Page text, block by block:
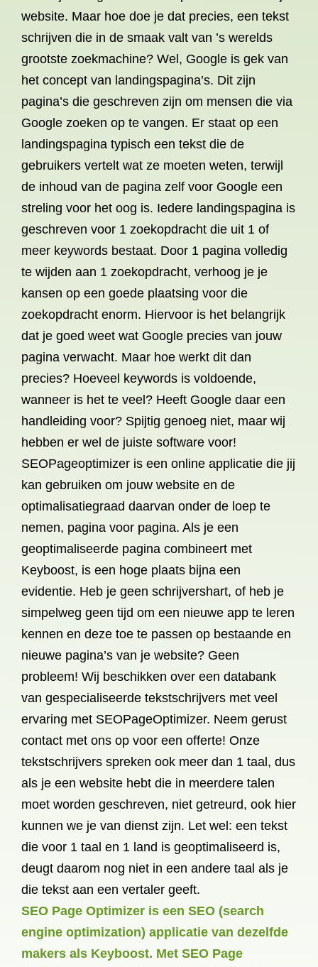
website. Maar hoe doe je dat precies, een tekst
schrijven die in de smaak valt van ’s werelds
grootste zoekmachine? Wel, Google is gek van
het concept van landingspagina’s. Dit zijn
pagina’s die geschreven zijn om mensen die via
Google zoeken op te vangen. Er staat op een
landingspagina typisch een tekst die de
gebruikers vertelt wat ze moeten weten, terwijl
de inhoud van de pagina zelf voor Google een
streling voor het oog is. Iedere landingspagina is
geschreven voor 1 zoekopdracht die uit 1 of
meer keywords bestaat. Door 1 pagina volledig
te wijden aan 1 zoekopdracht, verhoog je je
kansen op een goede plaatsing voor die
zoekopdracht enorm. Hiervoor is het belangrijk
dat je goed weet wat Google precies van jouw
pagina verwacht. Maar hoe werkt dit dan
precies? Hoeveel keywords is voldoende,
wanneer is het te veel? Heeft Google daar een
handleiding voor? Spijtig genoeg niet, maar wij
hebben er wel de juiste software voor!
SEOPageoptimizer is een online applicatie die jij
kan gebruiken om jouw website en de
optimalisatiegraad daarvan onder de loep te
nemen, pagina voor pagina. Als je een
geoptimaliseerde pagina combineert met
Keyboost, is een hoge plaats bijna een
evidentie. Heb je geen schrijvershart, of heb je
simpelweg geen tijd om een nieuwe app te leren
kennen en deze toe te passen op bestaande en
nieuwe pagina’s van je website? Geen
probleem! Wij beschikken over een databank
van gespecialiseerde tekstschrijvers met veel
ervaring met SEOPageOptimizer. Neem gerust
contact met ons op voor een offerte! Onze
tekstschrijvers spreken ook meer dan 1 taal, dus
als je een website hebt die in meerdere talen
moet worden geschreven, niet getreurd, ook hier
kunnen we je van dienst zijn. Let wel: een tekst
die voor 1 taal en 1 land is geoptimaliseerd is,
deugt daarom nog niet in een andere taal als je
die tekst aan een vertaler geeft.
SEO Page Optimizer is een SEO (search
engine optimization) applicatie van dezelfde
makers als Keyboost. Met SEO Page